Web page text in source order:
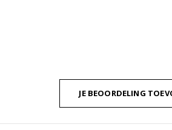
JE BEOORDELING